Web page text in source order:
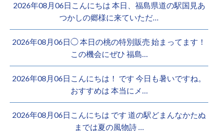
2026年08月06日こんにちは 本日、福島県道の駅国見あ
つかしの郷様に来ていただ…
2026年08月06日◯ 本日の桃の特別販売 始まってます！
この機会にぜひ 福島…
2026年08月06日こんにちは！ です 今日も暑いですね。
おすすめは 本当にメ…
2026年08月06日こんにちは︎ です️ 道の駅どまんなかたぬ
までは夏の風物詩 …